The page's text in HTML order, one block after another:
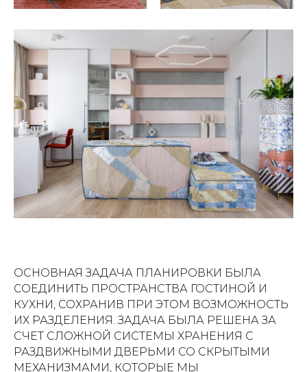
ОСНОВНАЯ ЗАДАЧА ПЛАНИРОВКИ БЫЛА
СОЕДИНИТЬ ПРОСТРАНСТВА ГОСТИНОЙ И
КУХНИ, СОХРАНИВ ПРИ ЭТОМ ВОЗМОЖНОСТЬ
ИХ РАЗДЕЛЕНИЯ. ЗАДАЧА БЫЛА РЕШЕНА ЗА
СЧЕТ СЛОЖНОЙ СИСТЕМЫ ХРАНЕНИЯ С
РАЗДВИЖНЫМИ ДВЕРЬМИ СО СКРЫТЫМИ
МЕХАНИЗМАМИ, КОТОРЫЕ МЫ